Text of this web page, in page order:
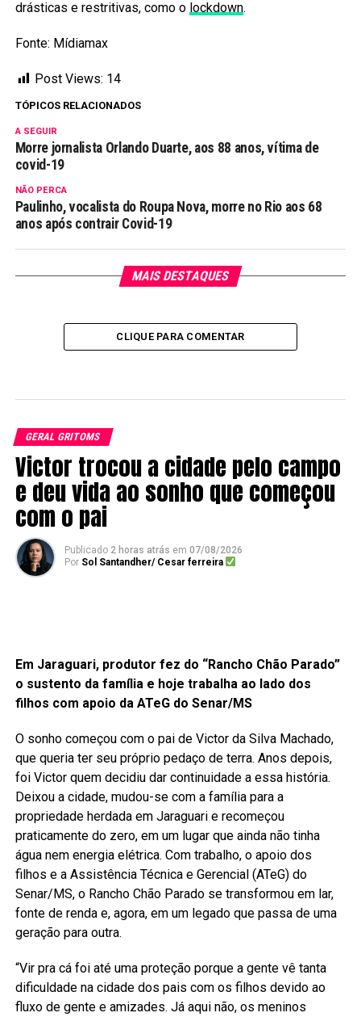
drásticas e restritivas, como o lockdown.
Fonte: Mídiamax
Post Views: 14
TÓPICOS RELACIONADOS
A SEGUIR
Morre jornalista Orlando Duarte, aos 88 anos, vítima de
covid-19
NÃO PERCA
Paulinho, vocalista do Roupa Nova, morre no Rio aos 68
anos após contrair Covid-19
MAIS DESTAQUES
CLIQUE PARA COMENTAR
GERAL GRITOMS
Victor trocou a cidade pelo campo
e deu vida ao sonho que começou
com o pai
Publicado 2 horas atrás em 07/08/2026
Por Sol Santandher/ Cesar ferreira
Em Jaraguari, produtor fez do “Rancho Chão Parado”
o sustento da família e hoje trabalha ao lado dos
filhos com apoio da ATeG do Senar/MS
O sonho começou com o pai de Victor da Silva Machado,
que queria ter seu próprio pedaço de terra. Anos depois,
foi Victor quem decidiu dar continuidade a essa história.
Deixou a cidade, mudou-se com a família para a
propriedade herdada em Jaraguari e recomeçou
praticamente do zero, em um lugar que ainda não tinha
água nem energia elétrica. Com trabalho, o apoio dos
filhos e a Assistência Técnica e Gerencial (ATeG) do
Senar/MS, o Rancho Chão Parado se transformou em lar,
fonte de renda e, agora, em um legado que passa de uma
geração para outra.
“Vir pra cá foi até uma proteção porque a gente vê tanta
dificuldade na cidade dos pais com os filhos devido ao
fluxo de gente e amizades. Já aqui não, os meninos